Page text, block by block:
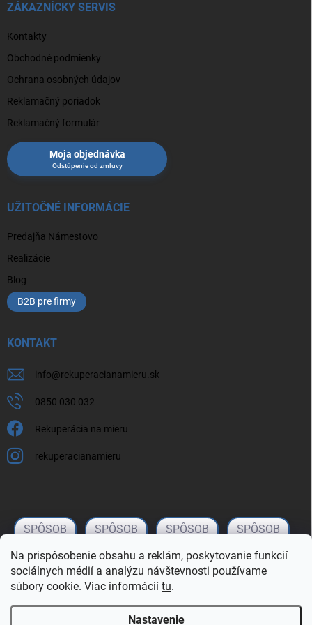
Na prispôsobenie obsahu a reklám, poskytovanie funkcií
sociálnych médií a analýzu návštevnosti používame
súbory cookie. Viac informácií tu.
Nastavenie
ZÁKAZNÍCKY SERVIS
Kontakty
Obchodné podmienky
Ochrana osobných údajov
Reklamačný poriadok
Reklamačný formulár
Moja objednávka
UŽITOČNÉ INFORMÁCIE
Predajňa Námestovo
Realizácie
Blog
B2B pre firmy
KONTAKT
info@rekuperacianamieru.sk
0850 030 032
Rekuperácia na mieru
rekuperacianamieru